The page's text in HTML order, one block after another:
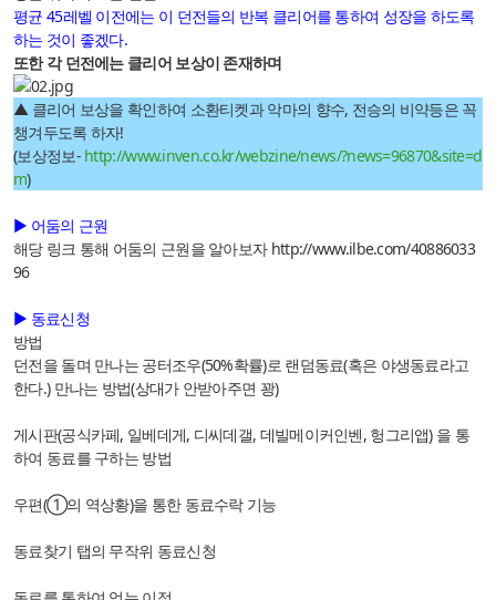
평균 45레벨 이전에는 이 던전들의 반복 클리어를 통하여 성장을 하도록
하는 것이 좋겠다.
또한 각 던전에는 클리어 보상이 존재하며
▲ 클리어 보상을 확인하여 소환티켓과 악마의 향수, 전승의 비약등은 꼭
챙겨두도록 하자!
(보상정보- http://www.inven.co.kr/webzine/news/?news=96870&site=d
m)
▶ 어둠의 근원
해당 링크 통해 어둠의 근원을 알아보자 http://www.ilbe.com/40886033
96
▶ 동료신청
방법
던전을 돌며 만나는 공터조우(50%확률)로 랜덤동료(혹은 야생동료라고
한다.) 만나는 방법(상대가 안받아주면 꽝)
게시판(공식카페, 일베데게, 디씨데갤, 데빌메이커인벤, 헝그리앱) 을 통
하여 동료를 구하는 방법
우편(①의 역상황)을 통한 동료수락 기능
동료찾기 탭의 무작위 동료신청